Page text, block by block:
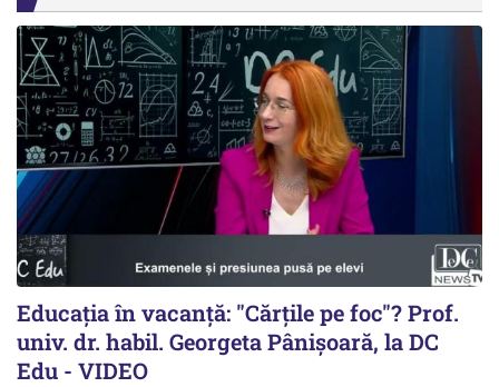
Educația în vacanță: "Cărțile pe foc"? Prof.
univ. dr. habil. Georgeta Pânișoară, la DC
Edu - VIDEO